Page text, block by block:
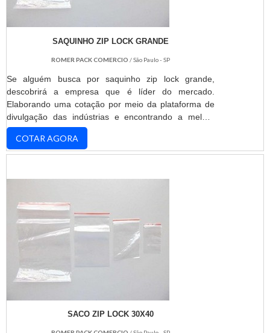
SAQUINHO ZIP LOCK GRANDE
ROMER PACK COMERCIO/ São Paulo - SP
Se alguém busca por saquinho zip lock grande,
descobrirá a empresa que é líder do mercado.
Elaborando uma cotação por meio da plataforma de
divulgação das indústrias e encontrando a melhor
referência do mercado.MAIS INFORMAÇÕES
INTERESSANTES SOBRE SAQUINHO ZIP LOCK
GRANDESe alguém busca por saquinho zip lock
empresa tem em seu escopo aditivos para tintas e
COTAR AGORA
SACO ZIP LOCK 30X40